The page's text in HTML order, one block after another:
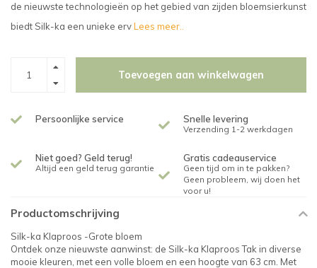
de nieuwste technologieën op het gebied van zijden bloemsierkunst
biedt Silk-ka een unieke ervLees meer..
Toevoegen aan winkelwagen
Persoonlijke service Snelle levering
Verzending 1-2 werkdagen
Niet goed? Geld terug!
Altijd een geld terug garantie
Gratis cadeauservice
Geen tijd om in te pakken?
Geen probleem, wij doen het
voor u!
Productomschrijving
Silk-ka Klaproos -Grote bloem
Ontdek onze nieuwste aanwinst: de Silk-ka Klaproos Tak in diverse
mooie kleuren, met een volle bloem en een hoogte van 63 cm. Met